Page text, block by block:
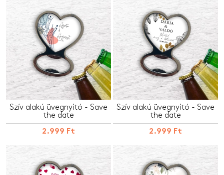
Szív alakú üvegnyitó - Save
the date
2.999 Ft
Szív alakú üvegnyitó - Save
the date
2.999 Ft